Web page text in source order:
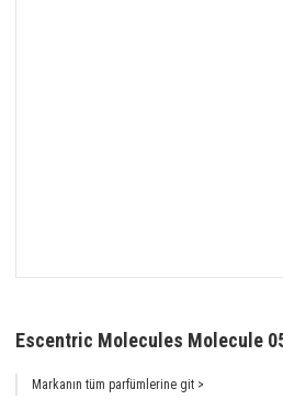
Escentric Molecules Molecule
Markanın tüm parfümlerine git >